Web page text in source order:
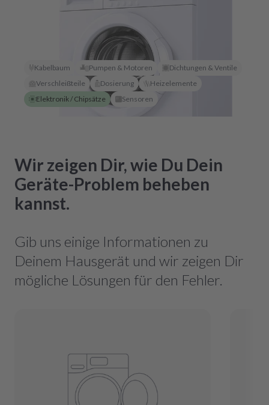
Kabelbaum Pumpen & Motoren
Dichtungen & Ventile
Verschleißteile
Dosierung
Heizelemente
Elektronik / Chipsätze
Sensoren
Wir zeigen Dir, wie Du Dein
Geräte-Problem beheben
kannst.
Gib uns einige Informationen zu
Deinem Hausgerät und wir zeigen Dir
mögliche Lösungen für den Fehler.